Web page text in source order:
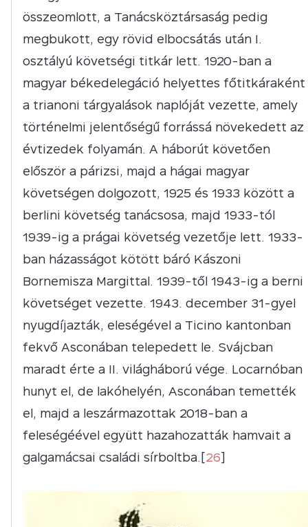
összeomlott, a Tanácsköztársaság pedig
megbukott, egy rövid elbocsátás után I.
osztályú követségi titkár lett. 1920-ban a
magyar békedelegáció helyettes főtitkáraként
a trianoni tárgyalások naplóját vezette, amely
történelmi jelentőségű forrássá növekedett az
évtizedek folyamán. A háborút követően
először a párizsi, majd a hágai magyar
követségen dolgozott, 1925 és 1933 között a
berlini követség tanácsosa, majd 1933-tól
1939-ig a prágai követség vezetője lett. 1933-
ban házasságot kötött báró Kászoni
Bornemisza Margittal. 1939-től 1943-ig a berni
követséget vezette. 1943. december 31-gyel
nyugdíjazták, eleségével a Ticino kantonban
fekvő Asconában telepedett le. Svájcban
maradt érte a II. világháború vége. Locarnóban
hunyt el, de lakóhelyén, Asconában temették
el, majd a leszármazottak 2018-ban a
feleségéével együtt hazahozatták hamvait a
galgamácsai családi sírboltba.[26]